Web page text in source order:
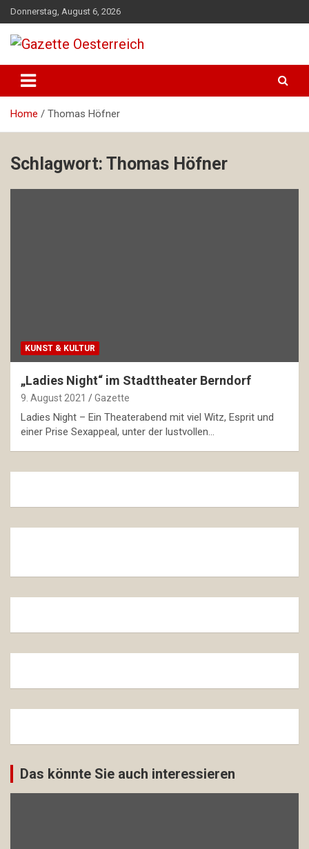
Skip
to
content
Donnerstag, August 6, 2026
Gazette Oesterreich
Home Thomas Höfner
Schlagwort: Thomas Höfner
KUNST & KULTUR
„Ladies Night“ im Stadttheater Berndorf
9. August 2021 Gazette
Ladies Night – Ein Theaterabend mit viel Witz, Esprit und
einer Prise Sexappeal, unter der lustvollen…
Das könnte Sie auch interessieren